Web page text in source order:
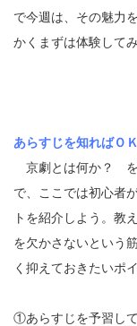
で今週は、その魅力
かくまずは体験して
あらすじを知ればＯＫ
京劇とは何か？ を
で、ここでは初心者
トを紹介しよう。教
を欠かさないという
く抑えておきたいポ
①あらすじを予習して